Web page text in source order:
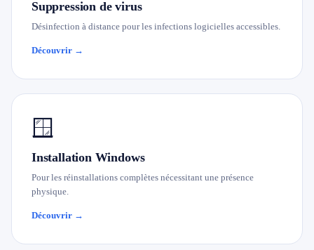
Suppression de virus
Désinfection à distance pour les infections logicielles accessibles.
Découvrir →
🪟
Installation Windows
Pour les réinstallations complètes nécessitant une présence
physique.
Découvrir →